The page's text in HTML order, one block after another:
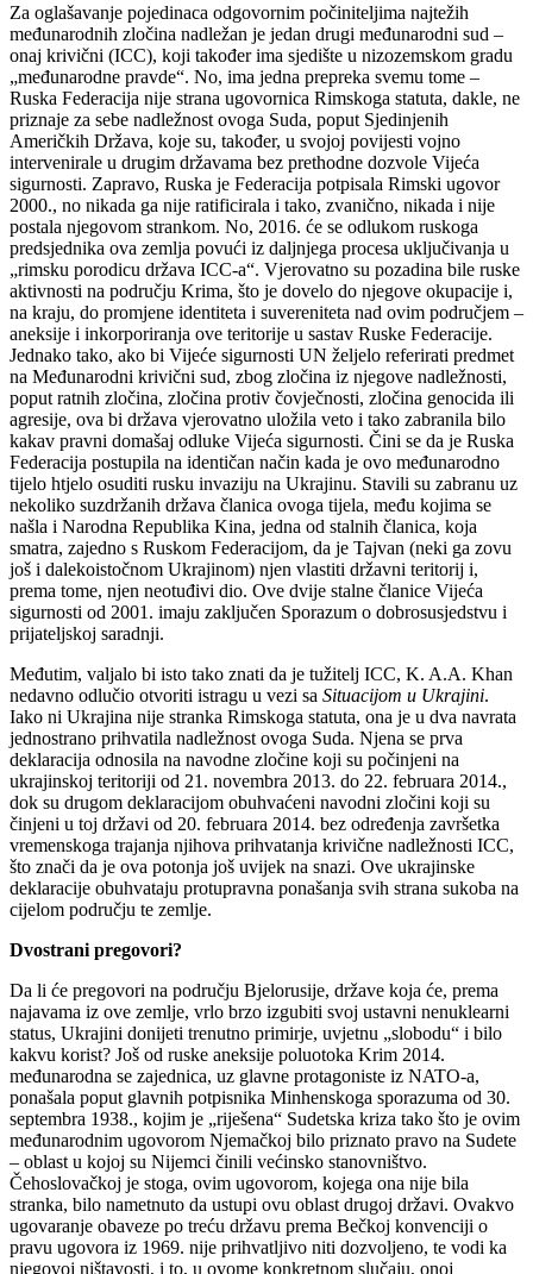
Za oglašavanje pojedinaca odgovornim počiniteljima najtežih
međunarodnih zločina nadležan je jedan drugi međunarodni sud –
onaj krivični (ICC), koji također ima sjedište u nizozemskom gradu
„međunarodne pravde“. No, ima jedna prepreka svemu tome –
Ruska Federacija nije strana ugovornica Rimskoga statuta, dakle, ne
priznaje za sebe nadležnost ovoga Suda, poput Sjedinjenih
Američkih Država, koje su, također, u svojoj povijesti vojno
intervenirale u drugim državama bez prethodne dozvole Vijeća
sigurnosti. Zapravo, Ruska je Federacija potpisala Rimski ugovor
2000., no nikada ga nije ratificirala i tako, zvanično, nikada i nije
postala njegovom strankom. No, 2016. će se odlukom ruskoga
predsjednika ova zemlja povući iz daljnjega procesa uključivanja u
„rimsku porodicu država ICC-a“. Vjerovatno su pozadina bile ruske
aktivnosti na području Krima, što je dovelo do njegove okupacije i,
na kraju, do promjene identiteta i suvereniteta nad ovim područjem –
aneksije i inkorporiranja ove teritorije u sastav Ruske Federacije.
Jednako tako, ako bi Vijeće sigurnosti UN željelo referirati predmet
na Međunarodni krivični sud, zbog zločina iz njegove nadležnosti,
poput ratnih zločina, zločina protiv čovječnosti, zločina genocida ili
agresije, ova bi država vjerovatno uložila veto i tako zabranila bilo
kakav pravni domašaj odluke Vijeća sigurnosti. Čini se da je Ruska
Federacija postupila na identičan način kada je ovo međunarodno
tijelo htjelo osuditi rusku invaziju na Ukrajinu. Stavili su zabranu uz
nekoliko suzdržanih država članica ovoga tijela, među kojima se
našla i Narodna Republika Kina, jedna od stalnih članica, koja
smatra, zajedno s Ruskom Federacijom, da je Tajvan (neki ga zovu
još i dalekoistočnom Ukrajinom) njen vlastiti državni teritorij i,
prema tome, njen neotuđivi dio. Ove dvije stalne članice Vijeća
sigurnosti od 2001. imaju zaključen Sporazum o dobrosusjedstvu i
prijateljskoj saradnji.
Međutim, valjalo bi isto tako znati da je tužitelj ICC, K. A.A. Khan
nedavno odlučio otvoriti istragu u vezi sa Situacijom u Ukrajini.
Iako ni Ukrajina nije stranka Rimskoga statuta, ona je u dva navrata
jednostrano prihvatila nadležnost ovoga Suda. Njena se prva
deklaracija odnosila na navodne zločine koji su počinjeni na
ukrajinskoj teritoriji od 21. novembra 2013. do 22. februara 2014.,
dok su drugom deklaracijom obuhvaćeni navodni zločini koji su
činjeni u toj državi od 20. februara 2014. bez određenja završetka
vremenskoga trajanja njihova prihvatanja krivične nadležnosti ICC,
što znači da je ova potonja još uvijek na snazi. Ove ukrajinske
deklaracije obuhvataju protupravna ponašanja svih strana sukoba na
cijelom području te zemlje.
Dvostrani pregovori?
Da li će pregovori na području Bjelorusije, države koja će, prema
najavama iz ove zemlje, vrlo brzo izgubiti svoj ustavni nenuklearni
status, Ukrajini donijeti trenutno primirje, uvjetnu „slobodu“ i bilo
kakvu korist? Još od ruske aneksije poluotoka Krim 2014.
međunarodna se zajednica, uz glavne protagoniste iz NATO-a,
ponašala poput glavnih potpisnika Minhenskoga sporazuma od 30.
septembra 1938., kojim je „riješena“ Sudetska kriza tako što je ovim
međunarodnim ugovorom Njemačkoj bilo priznato pravo na Sudete
– oblast u kojoj su Nijemci činili većinsko stanovništvo.
Čehoslovačkoj je stoga, ovim ugovorom, kojega ona nije bila
stranka, bilo nametnuto da ustupi ovu oblast drugoj državi. Ovakvo
ugovaranje obaveze po treću državu prema Bečkoj konvenciji o
pravu ugovora iz 1969. nije prihvatljivo niti dozvoljeno, te vodi ka
njegovoj ništavosti, i to, u ovome konkretnom slučaju, onoj